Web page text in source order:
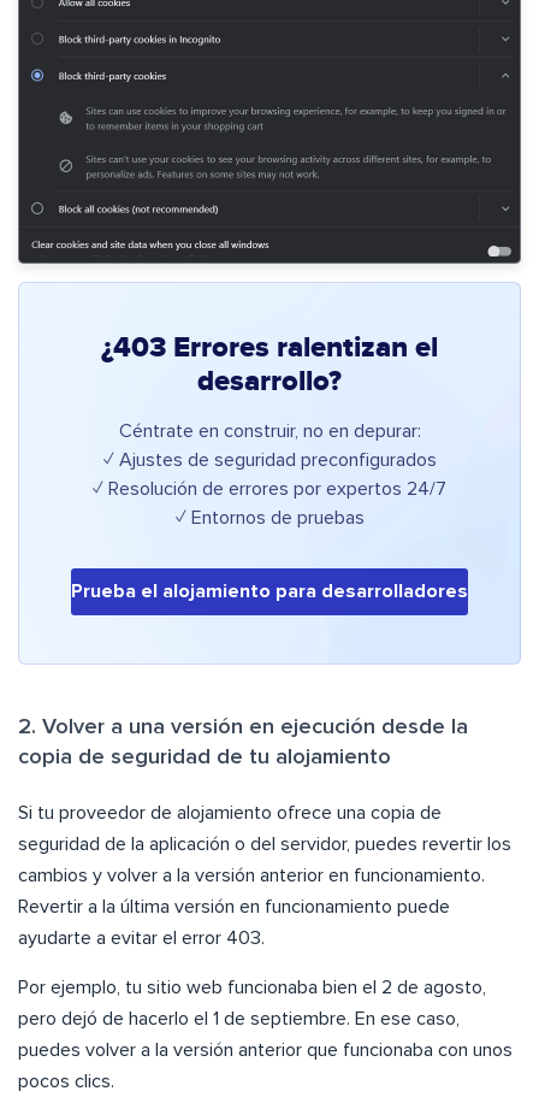
¿403 Errores ralentizan el
desarrollo?
Céntrate en construir, no en depurar:
✓ Ajustes de seguridad preconfigurados
✓ Resolución de errores por expertos 24/7
✓ Entornos de pruebas
Prueba el alojamiento para desarrolladores
2. Volver a una versión en ejecución desde la
copia de seguridad de tu alojamiento
Si tu proveedor de alojamiento ofrece una copia de
seguridad de la aplicación o del servidor, puedes revertir los
cambios y volver a la versión anterior en funcionamiento.
Revertir a la última versión en funcionamiento puede
ayudarte a evitar el error 403.
Por ejemplo, tu sitio web funcionaba bien el 2 de agosto,
pero dejó de hacerlo el 1 de septiembre. En ese caso,
puedes volver a la versión anterior que funcionaba con unos
pocos clics.